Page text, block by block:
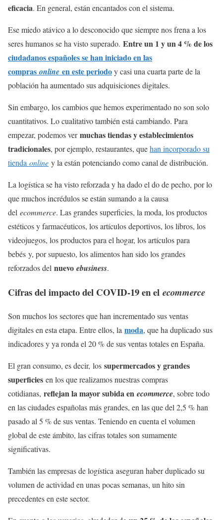
eficacia. En general, están encantados con el sistema.
Ese miedo atávico a lo desconocido que siempre nos frena a los
seres humanos se ha visto superado. Entre un 1 y un 4 % de los
ciudadanos españoles se han iniciado en las
compras online en este periodoy casi una cuarta parte de la
población ha aumentado sus adquisiciones digitales.
Sin embargo, los cambios que hemos experimentado no son solo
cuantitativos. Lo cualitativo también está cambiando. Para
empezar, podemos vermuchas tiendas y establecimientos
tradicionales, por ejemplo, restaurantes, quehan incorporado su
tienda online y la están potenciando como canal de distribución.
La logística se ha visto reforzada y ha dado el do de pecho, por lo
que muchos incrédulos se están sumando a la causa
del ecommerce. Las grandes superficies, la moda, los productos
estéticos y farmacéuticos, los artículos deportivos, los libros, los
videojuegos, los productos para el hogar, los artículos para
bebés y, por supuesto, los alimentos han sido los grandes
reforzados del nuevo ebusiness.
Cifras del impacto del COVID-19 en el ecommerce
Son muchos los sectores que han incrementado sus ventas
digitales en esta etapa. Entre ellos, la moda, que ha duplicado sus
indicadores y ya ronda el 20 % de sus ventas totales en España.
El gran consumo, es decir, los supermercados y grandes
superficies en los que realizamos nuestras compras
cotidianas, reflejan la mayor subida en ecommerce, sobre todo
en las ciudades españolas más grandes, en las que del 2,5 % han
pasado al 5 % de sus ventas. Teniendo en cuenta el volumen
global de este ámbito, las cifras totales son sumamente
significativas.
También las empresas de logística aseguran haber duplicado su
volumen de actividad en unas pocas semanas, un hito sin
precedentes en este sector.